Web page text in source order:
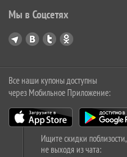
Мы в Соцсетях
Все наши купоны доступны
через Мобильное Приложение:
Ищите скидки поблизости,
не выходя из чата: